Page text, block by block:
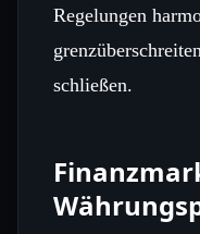
Regelungen
schließen.